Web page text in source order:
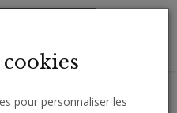
pour personnaliser les